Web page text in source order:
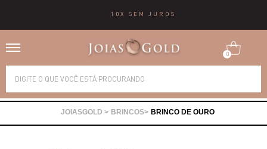
10X SEM JUROS
0
BRINCOS BRINCO DE OURO
Alianças